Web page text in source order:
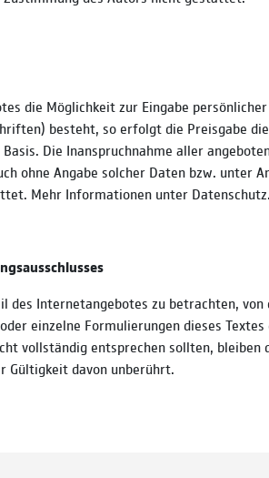
die Möglichkeit zur Eingabe
besteht, so erfolgt die Preisgabe
Die Inanspruchnahme aller
ohne Angabe solcher Daten bzw. unter
Mehr Informationen unter Datenschutz.
des Internetangebotes zu betrachten, von
einzelne Formulierungen dieses
vollständig entsprechen sollten, bleiben
Gültigkeit davon unberührt.